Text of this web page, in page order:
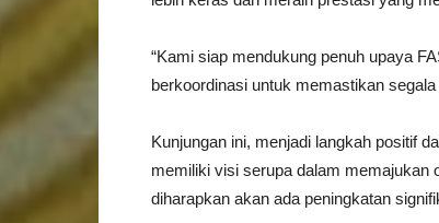
“Kami siap mendukung penuh upaya
berkoordinasi untuk memastikan
Kunjungan ini, menjadi langkah positif
memiliki visi serupa dalam memajukan
diharapkan akan ada peningkatan